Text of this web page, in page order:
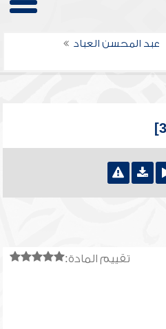
عبد المحسن العباد
تقييم المادة: